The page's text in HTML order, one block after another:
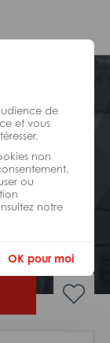
de
et vous
non
ou
notre
OK pour moi
n3/n4